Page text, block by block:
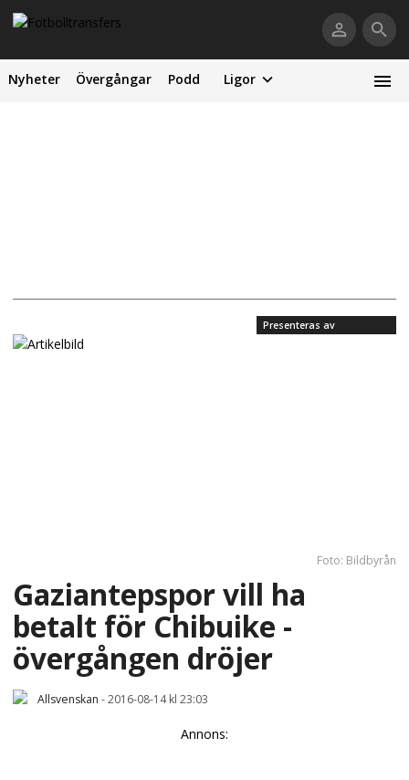
Nyheter Övergångar Podd Ligor
Presenteras av
Foto: Bildbyrån
Gaziantepspor vill ha
betalt för Chibuike -
övergången dröjer
Allsvenskan -2016-08-14 kl 23:03
Annons: